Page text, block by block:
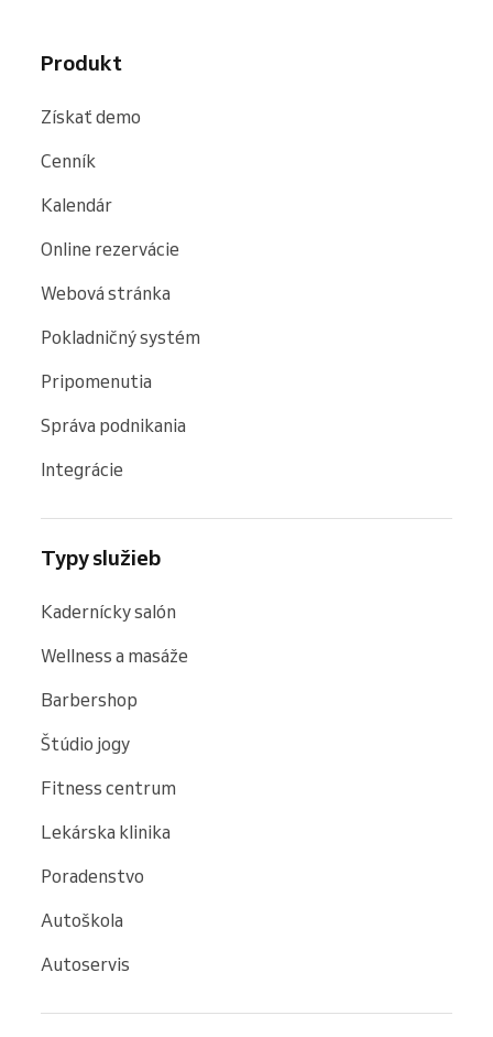
Produkt
Získať demo
Cenník
Kalendár
Online rezervácie
Webová stránka
Pokladničný systém
Pripomenutia
Správa podnikania
Integrácie
Typy služieb
Kadernícky salón
Wellness a masáže
Barbershop
Štúdio jogy
Fitness centrum
Lekárska klinika
Poradenstvo
Autoškola
Autoservis